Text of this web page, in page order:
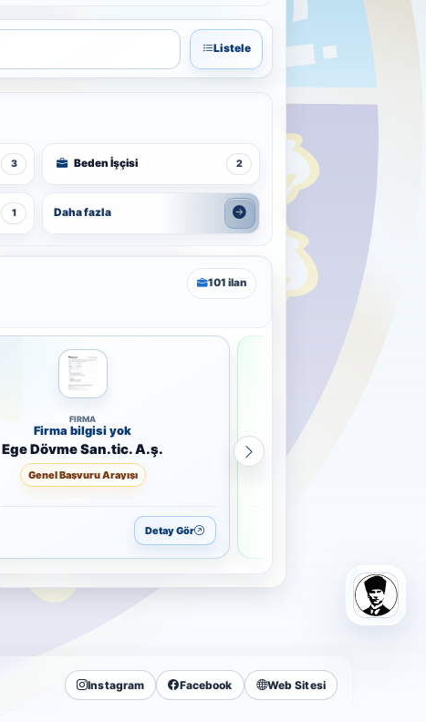
Listele
3 Beden İşçisi 2
1 Daha fazla
101 ilan
FIRMA
Firma bilgisi yok
Ege Dövme San.tic. A.ş.
Genel Başvuru Arayışı
Detay Gör
Instagram Facebook Web Sitesi